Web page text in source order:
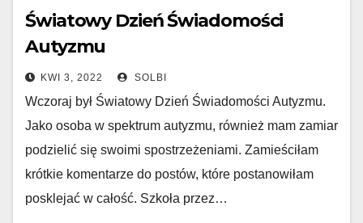
Światowy Dzień Świadomości
Autyzmu
KWI 3, 2022 SOLBI
Wczoraj był Światowy Dzień Świadomości Autyzmu.
Jako osoba w spektrum autyzmu, również mam zamiar
podzielić się swoimi spostrzeżeniami. Zamieściłam
krótkie komentarze do postów, które postanowiłam
posklejać w całość. Szkoła przez…